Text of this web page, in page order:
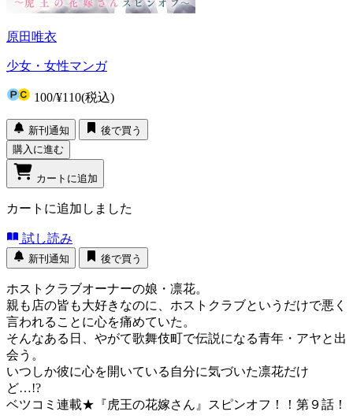
原田唯衣
少女・女性マンガ
100/¥110(税込)
新刊通知
後で買う
購入に進む
カートに追加
カートに追加しました
試し読み
新刊通知 後で買う
ホストクラブオーナーの娘・凛花。
親も店の皆も大好きなのに、ホストクラブというだけで悪く
言われることに心を痛めていた。
そんなある日、やがて歌舞伎町で伝説になる青年・アヤと出
会う。
いつしか彼に心を開いている自分に気づいた凛花だけ
ど…!?
ベツコミ連載★『虎王の花嫁さん』スピンオフ！！第９話！